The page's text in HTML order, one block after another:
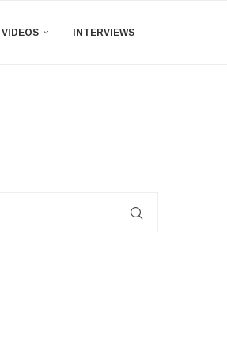
VIDEOS INTERVIEWS